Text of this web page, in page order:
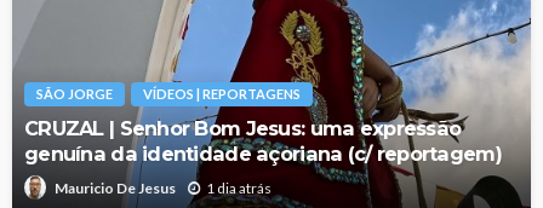
SÃO JORGE VÍDEOS | REPORTAGENS
CRUZAL | Senhor Bom Jesus: uma expressão
genuína da identidade açoriana (c/ reportagem)
Mauricio De Jesus 1 dia atrás